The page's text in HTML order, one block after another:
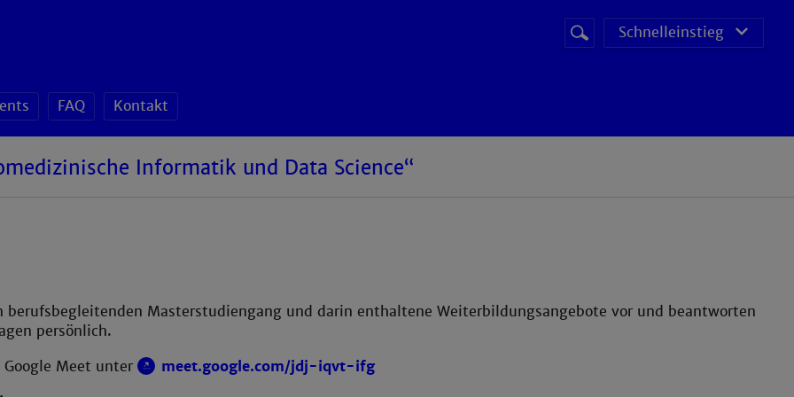
Suchbegriff
Suche
starten
Schnelleinstieg
FAQ Kontakt
Informatik und Data Science“
berufsbegleitenden Masterstudiengang und darin enthaltene Weiterbildungsangebote vor und beantworten
persönlich.
Meet unter
meet.google.com/jdj-iqvt-ifg